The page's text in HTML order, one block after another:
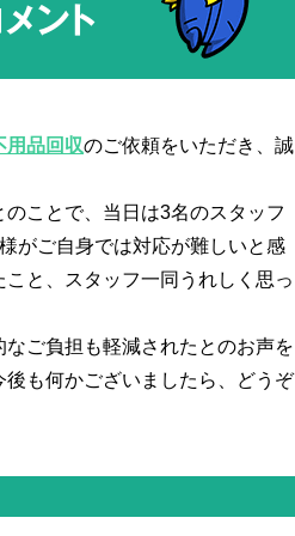
ント
用品回収のご依頼をいただき、誠
ことで、当日は3名のスタッフ
がご自身では対応が難しいと感
と、スタッフ一同うれしく思っ
ご負担も軽減されたとのお声を
も何かございましたら、どうぞ